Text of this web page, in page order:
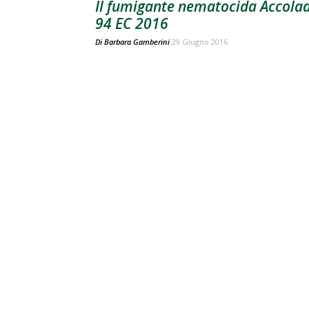
Il fumigante nematocida
94 EC 2016
Di Barbara Gamberini 29 Giugno 2016